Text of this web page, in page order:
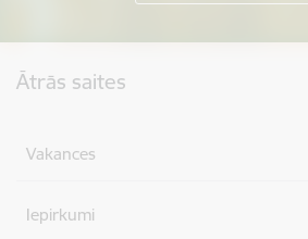
Ātrās saites
Vakances
Iepirkumi